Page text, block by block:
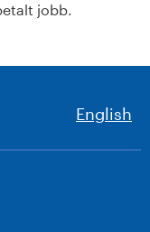
jobb.
English